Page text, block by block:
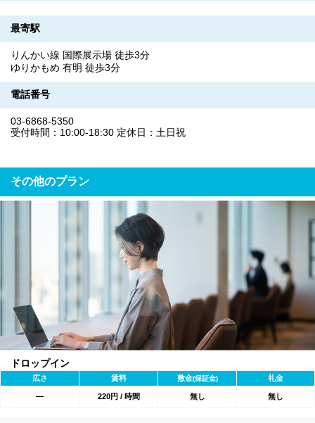
最寄駅
りんかい線 国際展示場 徒歩3分
ゆりかもめ 有明 徒歩3分
電話番号
03-6868-5350
受付時間：10:00-18:30 定休日：土日祝
その他のプラン
ドロップイン
広さ 賃料 敷金(保証金) 礼金
― 220円 / 時間 無し 無し